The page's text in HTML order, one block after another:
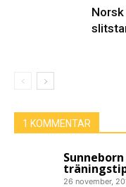
1 KOMMENTAR
26 november,